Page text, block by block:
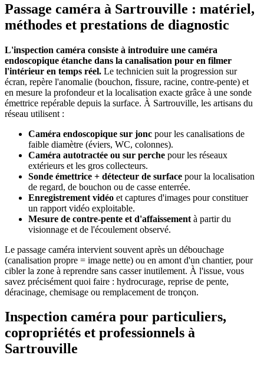
Passage caméra à Sartrouville : matériel,
méthodes et prestations de diagnostic
L'inspection caméra consiste à introduire une caméra
endoscopique étanche dans la canalisation pour en filmer
l'intérieur en temps réel. Le technicien suit la progression sur
écran, repère l'anomalie (bouchon, fissure, racine, contre-pente) et
en mesure la profondeur et la localisation exacte grâce à une sonde
émettrice repérable depuis la surface. À Sartrouville, les artisans du
réseau utilisent :
Caméra endoscopique sur jonc pour les canalisations de
faible diamètre (éviers, WC, colonnes).
Caméra autotractée ou sur perche pour les réseaux
extérieurs et les gros collecteurs.
Sonde émettrice + détecteur de surface pour la localisation
de regard, de bouchon ou de casse enterrée.
Enregistrement vidéo et captures d'images pour constituer
un rapport vidéo exploitable.
Mesure de contre-pente et d'affaissement à partir du
visionnage et de l'écoulement observé.
Le passage caméra intervient souvent après un débouchage
(canalisation propre = image nette) ou en amont d'un chantier, pour
cibler la zone à reprendre sans casser inutilement. À l'issue, vous
savez précisément quoi faire : hydrocurage, reprise de pente,
déracinage, chemisage ou remplacement de tronçon.
Inspection caméra pour particuliers,
copropriétés et professionnels à
Sartrouville